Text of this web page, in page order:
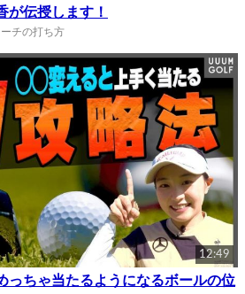
が伝授します！
チの打ち方
12:49
っちゃ当たるようになるボールの位